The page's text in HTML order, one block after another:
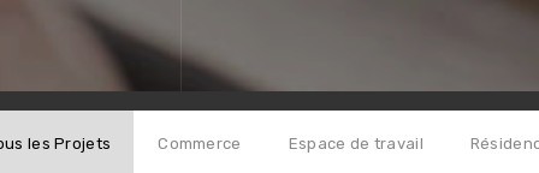
les Projets Commerce Espace de travail